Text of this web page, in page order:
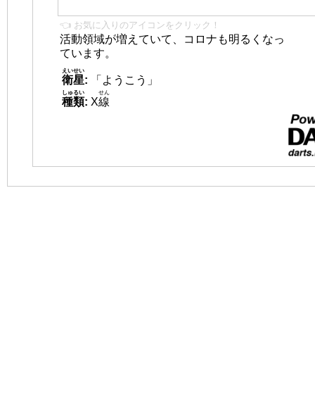
👈 お気に入りのアイコンをクリック！
活動領域が増えていて、コロナも明るくなっ
ています。
衛星
えいせい
:
「ようこう」
種類
しゅるい
: X線
せん